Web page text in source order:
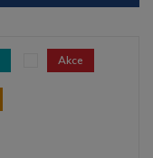
Akce